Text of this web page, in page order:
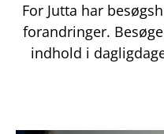
For Jutta har
forandringer.
indhold i